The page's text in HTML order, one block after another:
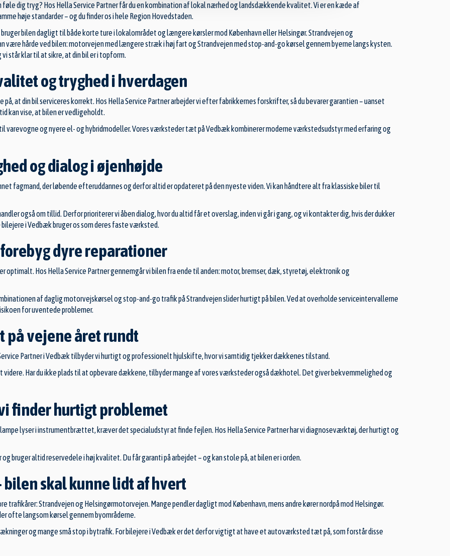
dig tryg? Hos Hella Service Partner får du en kombination af lokal nærhed og landsdækkende kvalitet. Vi er en kæde af
høje standarder – og du finder os i hele Region Hovedstaden.
bilen dagligt til både korte ture i lokalområdet og længere kørsler mod København eller Helsingør. Strandvejen og
hårde ved bilen: motorvejen med længere stræk i høj fart og Strandvejen med stop-and-go kørsel gennem byerne langs kysten.
står klar til at sikre, at din bil er i topform.
og tryghed i hverdagen
at din bil serviceres korrekt. Hos Hella Service Partner arbejder vi efter fabrikkernes forskrifter, så du bevarer garantien – uanset
kan vise, at bilen er vedligeholdt.
varevogne og nyere el- og hybridmodeller. Vores værksteder tæt på Vedbæk kombinerer moderne værkstedsudstyr med erfaring og
og dialog i øjenhøjde
fagmand, der løbende efteruddannes og derfor altid er opdateret på den nyeste viden. Vi kan håndtere alt fra klassiske biler til
også om tillid. Derfor prioriterer vi åben dialog, hvor du altid får et overslag, inden vi går i gang, og vi kontakter dig, hvis der dukker
i Vedbæk bruger os som deres faste værksted.
dyre reparationer
optimalt. Hos Hella Service Partner gennemgår vi bilen fra ende til anden: motor, bremser, dæk, styretøj, elektronik og
af daglig motorvejskørsel og stop-and-go trafik på Strandvejen slider hurtigt på bilen. Ved at overholde serviceintervallerne
for uventede problemer.
på vejene året rundt
Partner i Vedbæk tilbyder vi hurtigt og professionelt hjulskifte, hvor vi samtidig tjekker dækkenes tilstand.
Har du ikke plads til at opbevare dækkene, tilbyder mange af vores værksteder også dækhotel. Det giver bekvemmelighed og
finder hurtigt problemet
lyser i instrumentbrættet, kræver det specialudstyr at finde fejlen. Hos Hella Service Partner har vi diagnoseværktøj, der hurtigt og
bruger altid reservedele i høj kvalitet. Du får garanti på arbejdet – og kan stole på, at bilen er i orden.
skal kunne lidt af hvert
Strandvejen og Helsingørmotorvejen. Mange pendler dagligt mod København, mens andre kører nordpå mod Helsingør.
ofte langsom kørsel gennem byområderne.
og mange små stop i bytrafik. For bilejere i Vedbæk er det derfor vigtigt at have et autoværksted tæt på, som forstår disse